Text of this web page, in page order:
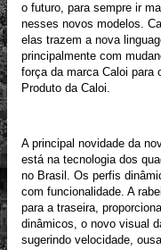
o futuro, para sempre ir
nesses novos modelos.
elas trazem a nova
principalmente com
força da marca Caloi para
Produto da Caloi.
A principal novidade da
está na tecnologia dos
no Brasil. Os perfis
com funcionalidade. A
para a traseira,
dinâmicos, o novo visual
sugerindo velocidade,